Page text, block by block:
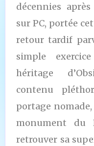
décennies
sur PC, portée
retour tardif
simple
héritage
contenu
portage nomade,
monument du
retrouver sa